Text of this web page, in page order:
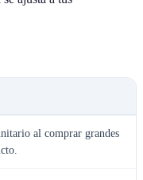
al comprar grandes